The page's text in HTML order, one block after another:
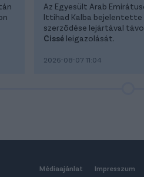
Az Egyesült Arab
Ittihad Kalba bejelentette
szerződése lejártával
Cissé leigazolását.
2026-08-07 11:04
Médiaajánlat Impresszum